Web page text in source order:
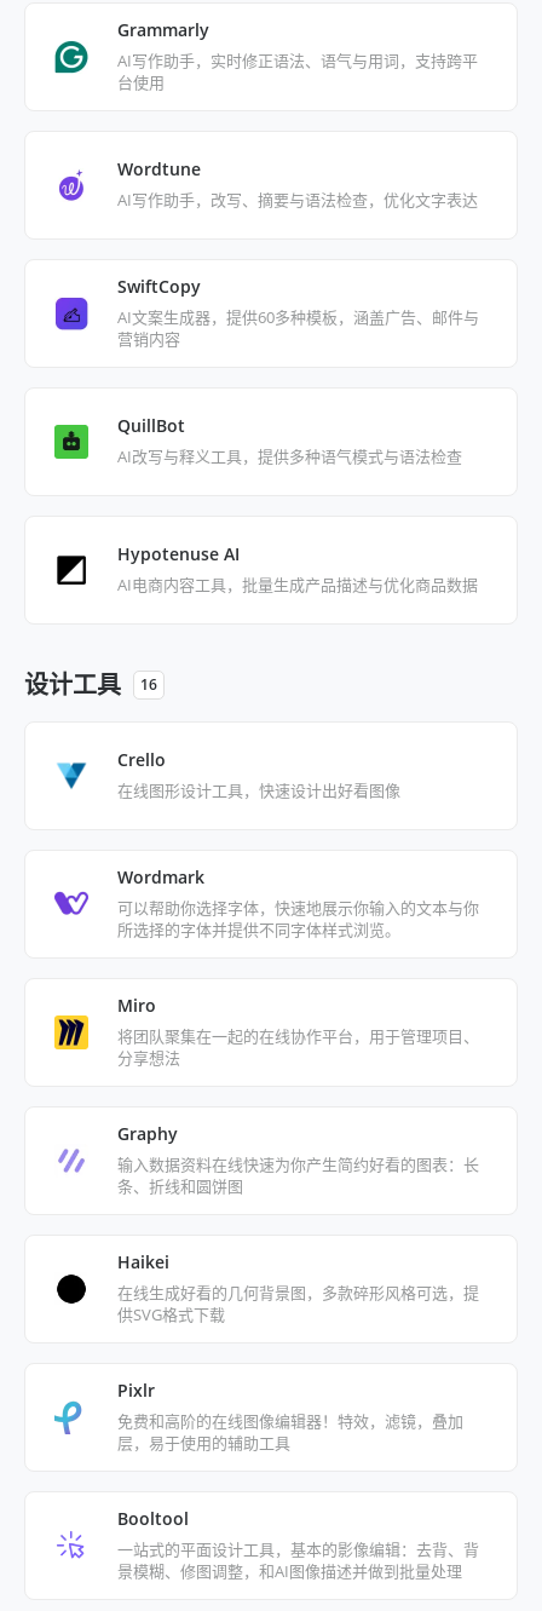
Grammarly
AI写作助手，实时修正语法、语气与用词，支持跨平
台使用
Wordtune
AI写作助手，改写、摘要与语法检查，优化文字表达
SwiftCopy
AI文案生成器，提供60多种模板，涵盖广告、邮件与
营销内容
QuillBot
AI改写与释义工具，提供多种语气模式与语法检查
Hypotenuse AI
AI电商内容工具，批量生成产品描述与优化商品数据
设计工具 16
Crello
在线图形设计工具，快速设计出好看图像
Wordmark
可以帮助你选择字体，快速地展示你输入的文本与你
所选择的字体并提供不同字体样式浏览。
Miro
将团队聚集在一起的在线协作平台，用于管理项目、
分享想法
Graphy
输入数据资料在线快速为你产生简约好看的图表：长
条、折线和圆饼图
Haikei
在线生成好看的几何背景图，多款碎形风格可选，提
供SVG格式下载
Pixlr
免费和高阶的在线图像编辑器！特效，滤镜，叠加
层，易于使用的辅助工具
Booltool
一站式的平面设计工具，基本的影像编辑：去背、背
景模糊、修图调整，和AI图像描述并做到批量处理